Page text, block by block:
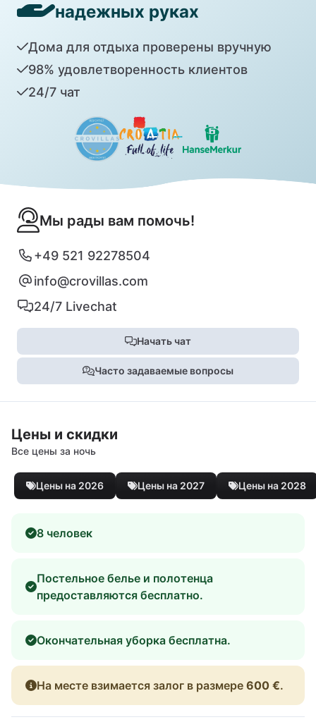
надежных руках
Дома для отдыха проверены вручную
98% удовлетворенность клиентов
24/7 чат
Мы рады вам помочь!
+49 521 92278504
info@crovillas.com
24/7 Livechat
Начать чат
Часто задаваемые вопросы
Цены и скидки
Все цены за ночь
Цены на 2026 Цены на 2027 Цены на 2028
8 человек
Постельное белье и полотенца
предоставляются бесплатно.
Окончательная уборка бесплатна.
На месте взимается залог в размере 600 €.